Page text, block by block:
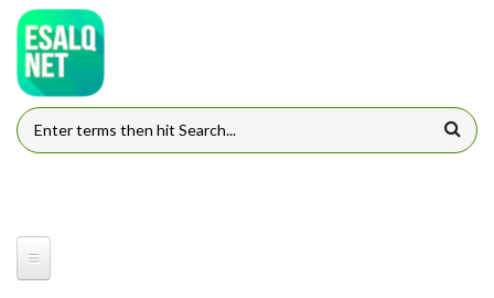
Pular para o conteúdo principal
FORMULÁRIO DE BUSCA